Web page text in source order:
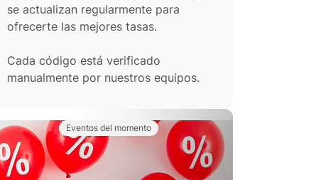
se actualizan regularmente para
ofrecerte las mejores tasas.
Cada código está verificado
manualmente por nuestros equipos.
Eventos del momento